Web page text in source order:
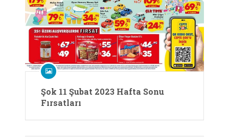
Şok 11 Şubat 2023 Hafta Sonu
Fırsatları